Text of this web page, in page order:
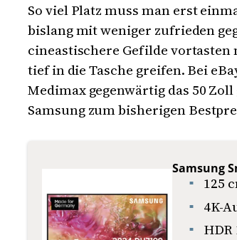
So viel Platz muss man erst
bislang mit weniger zufrieden
cineastischere Gefilde
tief in die Tasche greifen. Bei
Medimax gegenwärtig das 50
Samsung zum bisherigen
Samsung
125
4K-
HDR